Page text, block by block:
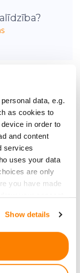
data, e.g.
as cookies to
in order to
and content
services
uses your data
are only
you have made
Show details
kas uzzina
par
projektiem
no jaunumiem